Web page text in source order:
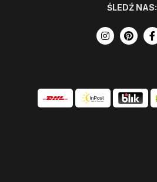
ŚLEDŹ NAS: